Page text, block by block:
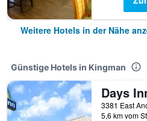
Weitere Hotels in der Nähe
Günstige Hotels in Kingman
5,6 km vom